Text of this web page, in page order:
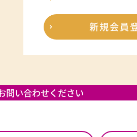
新規会員
問い合わせください